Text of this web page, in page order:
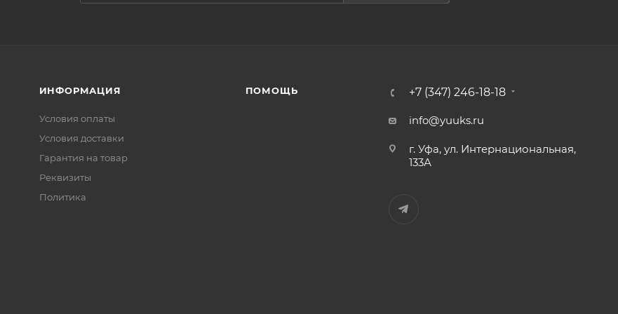
ИНФОРМАЦИЯ
Условия оплаты
Условия доставки
Гарантия на товар
Реквизиты
Политика
ПОМОЩЬ +7 (347) 246-18-18
info@yuuks.ru
г. Уфа, ул. Интернациональная,
133А